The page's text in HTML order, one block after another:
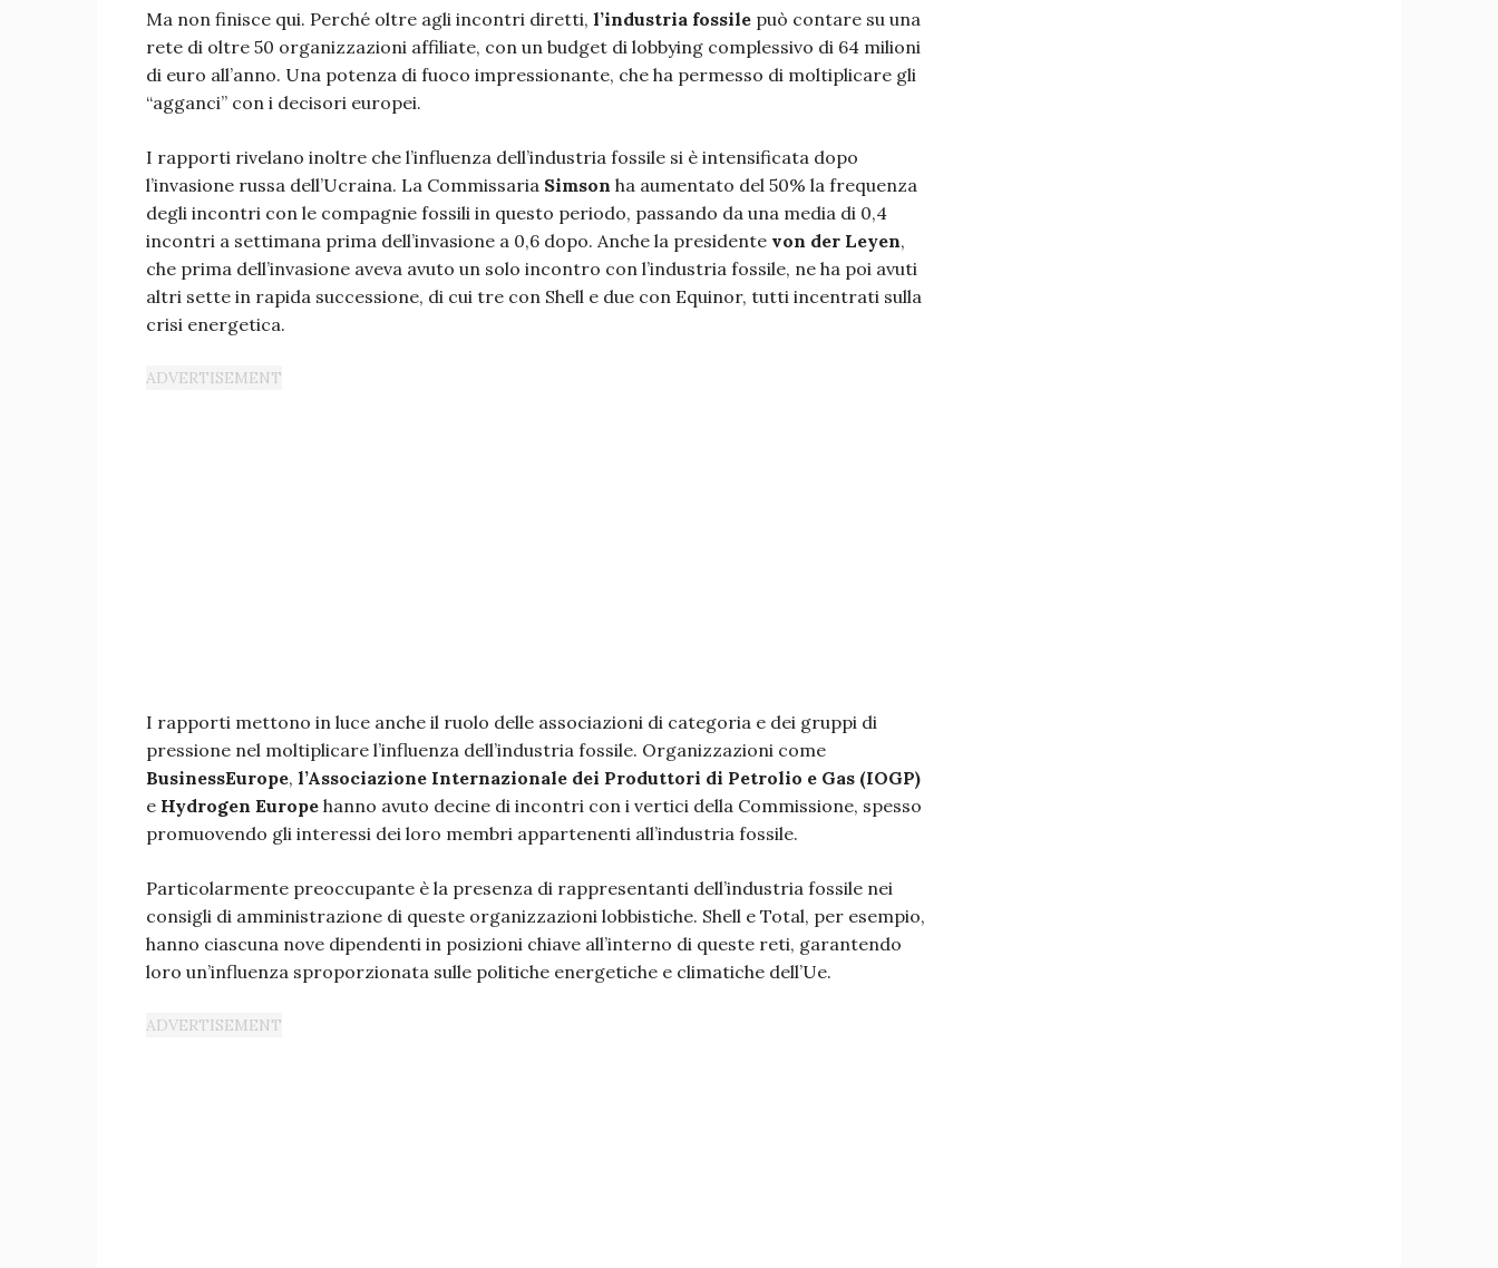
Ma non finisce qui. Perché oltre agli incontri diretti, l’industria fossile può contare su una
rete di oltre 50 organizzazioni affiliate, con un budget di lobbying complessivo di 64 milioni
di euro all’anno. Una potenza di fuoco impressionante, che ha permesso di moltiplicare gli
“agganci” con i decisori europei.
I rapporti rivelano inoltre che l’influenza dell’industria fossile si è intensificata dopo
l’invasione russa dell’Ucraina. La Commissaria Simson ha aumentato del 50% la frequenza
degli incontri con le compagnie fossili in questo periodo, passando da una media di 0,4
incontri a settimana prima dell’invasione a 0,6 dopo. Anche la presidente von der Leyen,
che prima dell’invasione aveva avuto un solo incontro con l’industria fossile, ne ha poi avuti
altri sette in rapida successione, di cui tre con Shell e due con Equinor, tutti incentrati sulla
crisi energetica.
I rapporti mettono in luce anche il ruolo delle associazioni di categoria e dei gruppi di
pressione nel moltiplicare l’influenza dell’industria fossile. Organizzazioni come
BusinessEurope, l’Associazione Internazionale dei Produttori di Petrolio e Gas (IOGP)
e Hydrogen Europe hanno avuto decine di incontri con i vertici della Commissione, spesso
promuovendo gli interessi dei loro membri appartenenti all’industria fossile.
Particolarmente preoccupante è la presenza di rappresentanti dell’industria fossile nei
consigli di amministrazione di queste organizzazioni lobbistiche. Shell e Total, per esempio,
hanno ciascuna nove dipendenti in posizioni chiave all’interno di queste reti, garantendo
loro un’influenza sproporzionata sulle politiche energetiche e climatiche dell’Ue.